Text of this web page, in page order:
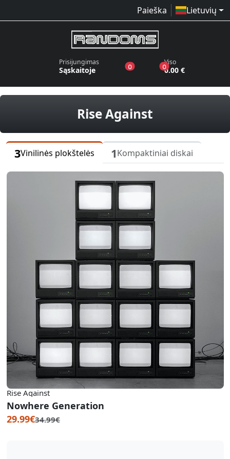
Paieška Lietuvių
Prisijungimas
Sąskaitoje 0produktai pageidavimų sąraše
0produktai
Viso
0.00 €
Rise Against
3Vinilinės plokštelės 1Kompaktiniai diskai
Rise Against
Nowhere Generation
29.99€34.99€